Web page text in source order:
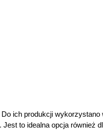
ich produkcji wykorzystano
to idealna opcja również